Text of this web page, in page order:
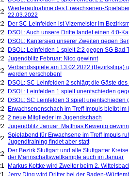
Wiederaufnahme des Erwachsenen-
22.03.2022
Der SC Leinfelden ist Vizemeister im
DSOL: Auch unsere Dritte landet einen 4:0-
DSOL: Kantersieg unserer Zweiten gegen
DSOL: Leinfelden 1 spielt 2:2 gegen SG Bad
Jugendblitz Februar: Nico gewinnt
Verbandsspiele am 13.02.2022 (Bezirksliga)
werden verschoben!
DSOL; SC Leinfelden 2 schlägt die Gäste
DSOL: Leinfelden 1 spielt unentschieden
DSOL; SC Leinfelden 3 spielt unentschieden
Erwachsenenschach im Treff Impuls bleibt
2 neue Mitglieder im Jugendschach
Jugendblitz Januar: Matthias Kewenig
Spielabend für Erwachsene im Treff Impuls
Jugendtraining findet aber statt
Der Bezirk Stuttgart und alle Stuttgarter
der Mannschaftswettkämpfe auch im Januar
Markus Kottke wird Zweiter beim 2.
Jerry Ding wird Dritter bei der Baden-